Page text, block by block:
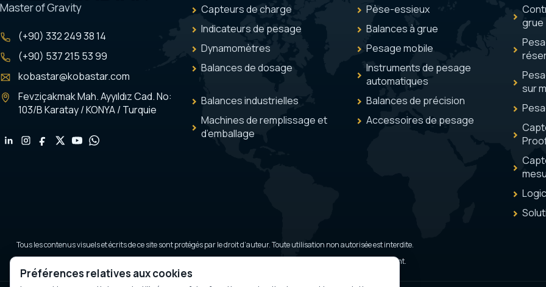
Master of Gravity
(+90) 332 249 38 14
(+90) 537 215 53 99
kobastar@kobastar.com
Fevziçakmak Mah. Ayyıldız Cad. No:
103/B Karatay / KONYA / Turquie
Capteurs de charge
Indicateurs de pesage
Dynamomètres
Balances de dosage
Balances industrielles
Machines de remplissage et
d’emballage
Pèse-essieux
Balances à grue
Pesage mobile
Instruments de pesage
automatiques
Balances de précision
Accessoires de pesage
grue
sur
Tous les contenus visuels et écrits de ce site sont protégés par le droit d’auteur. Toute utilisation non autorisée est interdite.
Ce site est protégé par Google reCAPTCHA ; les règles de confidentialité et conditions d’utilisation de Google s’appliquent.
Préférences relatives aux cookies